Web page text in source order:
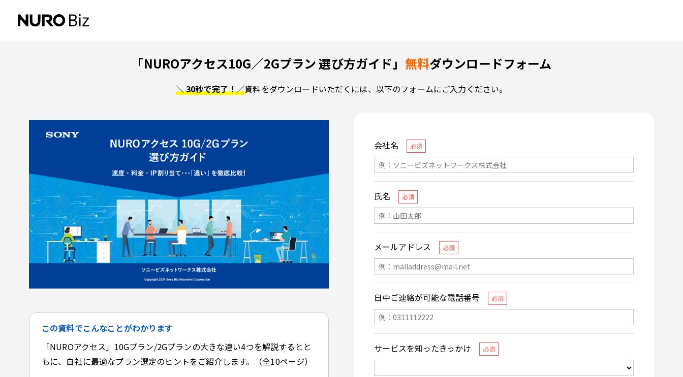
「NUROアクセス10G／2Gプラン 選び方ガイド」 無料ダウンロードフォーム
＼ 30秒で完了！／資料をダウンロードいただくには、以下のフォームにご入力ください。
この資料でこんなことがわかります
「NUROアクセス」10Gプラン/2Gプランの大きな違い4つを解説するとと
もに、自社に最適なプラン選定のヒントをご紹介します。（全10ページ）